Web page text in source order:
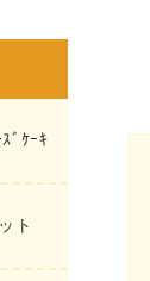
ﾞｹｰｷ
ト